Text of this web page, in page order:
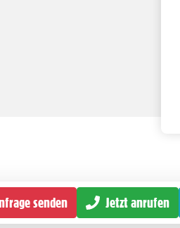
senden Jetzt anrufen